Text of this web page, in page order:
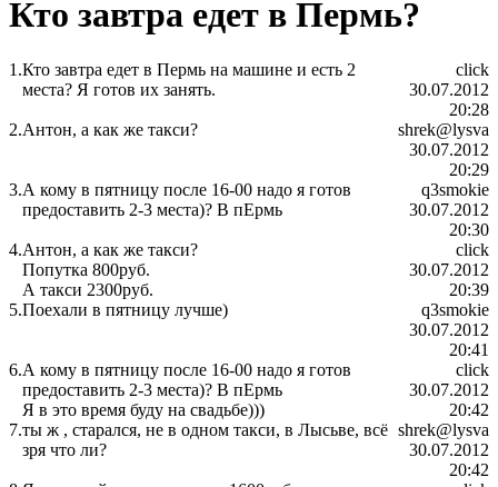
Кто завтра едет в Пермь?
1.Кто завтра едет в Пермь на машине и есть 2
места? Я готов их занять.
click
30.07.2012
20:28
2.Антон, а как же такси?
shrek@lysva
30.07.2012
20:29
3.А кому в пятницу после 16-00 надо я готов
предоставить 2-3 места)? В пЕрмь
q3smokie
30.07.2012
20:30
4.Антон, а как же такси?
Попутка 800руб.
А такси 2300руб.
click
30.07.2012
20:39
5.Поехали в пятницу лучше)
q3smokie
30.07.2012
20:41
6.А кому в пятницу после 16-00 надо я готов
предоставить 2-3 места)? В пЕрмь
Я в это время буду на свадьбе)))
click
30.07.2012
20:42
7.ты ж , старался, не в одном такси, в Лысьве, всё
зря что ли?
shrek@lysva
30.07.2012
20:42